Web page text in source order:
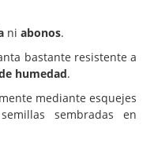
ni abonos.
bastante resistente a
humedad.
mediante esquejes
sembradas en